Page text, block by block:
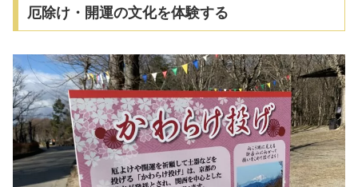
厄除け・開運の文化を体験する